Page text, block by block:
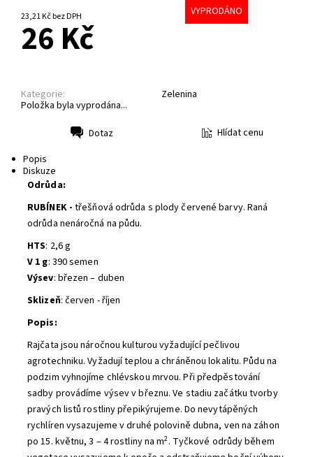
23,21 Kč bez DPH VYPRODÁNO
26 Kč
Kategorie:
Zelenina
Položka byla vyprodána...
Dotaz
Hlídat cenu
Popis
Diskuze
Odrůda:
RUBÍNEK - třešňová odrůda s plody červené barvy. Raná
odrůda nenáročná na půdu.
HTS: 2,6 g
V 1 g: 390 semen
Výsev: březen – duben
Sklizeň: červen - říjen
Popis:
Rajčata jsou náročnou kulturou vyžadující pečlivou
agrotechniku. Vyžadují teplou a chráněnou lokalitu. Půdu na
podzim vyhnojíme chlévskou mrvou. Při předpěstování
sadby provádíme výsev v březnu. Ve stadiu začátku tvorby
pravých listů rostliny přepikýrujeme. Do nevytápěných
rychlíren vysazujeme v druhé polovině dubna, ven na záhon
po 15. květnu, 3 – 4 rostliny na m2. Tyčkové odrůdy během